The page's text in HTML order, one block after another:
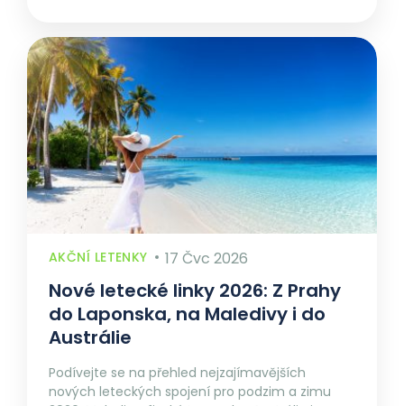
AKČNÍ LETENKY 17 Čvc 2026
Nové letecké linky 2026: Z Prahy
do Laponska, na Maledivy i do
Austrálie
Podívejte se na přehled nejzajímavějších
nových leteckých spojení pro podzim a zimu